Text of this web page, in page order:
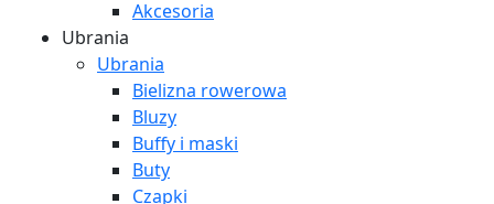
Akcesoria
Ubrania
Ubrania
Bielizna rowerowa
Bluzy
Buffy i maski
Buty
Czapki